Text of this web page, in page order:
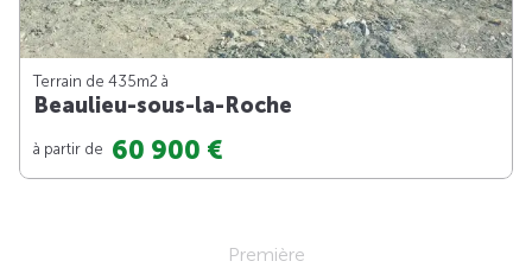
Terrain de 435m2 à
Beaulieu-sous-la-Roche
à partir de 60 900 €
Première